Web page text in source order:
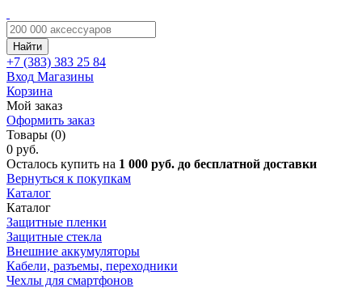
Найти
+7 (383) 383 25 84
Вход Магазины
Корзина
Мой заказ
Оформить заказ
Товары (0)
0 руб.
Осталось купить на 1 000 руб. до бесплатной доставки
Вернуться к покупкам
Каталог
Каталог
Защитные пленки
Защитные стекла
Внешние аккумуляторы
Кабели, разъемы, переходники
Чехлы для смартфонов